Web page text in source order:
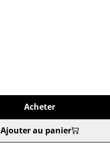
Acheter
Ajouter au panier